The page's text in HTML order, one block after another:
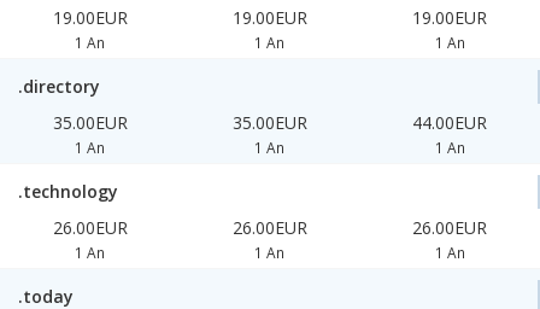
19.00EUR
1 An
19.00EUR
1 An
19.00EUR
1 An
.directory
35.00EUR
1 An
35.00EUR
1 An
44.00EUR
1 An
.technology
26.00EUR
1 An
26.00EUR
1 An
26.00EUR
1 An
.today